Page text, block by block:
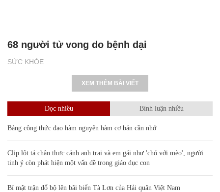
SỨC KHỎE
68 người tử vong do bệnh dại
XEM THÊM BÀI VIẾT
Đọc nhiều Bình luận nhiều
Bảng công thức đạo hàm nguyên hàm cơ bản cần nhớ
Clip lột tả chân thực cảnh anh trai và em gái như 'chó với mèo', người
tinh ý còn phát hiện một vấn đề trong giáo dục con
Bí mật trận đổ bộ lên bãi biển Tà Lơn của Hải quân Việt Nam